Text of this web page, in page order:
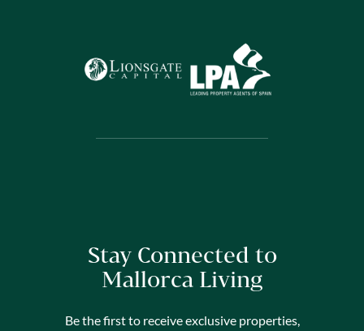
Stay Connected to
Mallorca Living
Be the first to receive exclusive properties,